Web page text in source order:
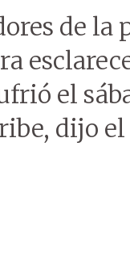
de la
el
dijo